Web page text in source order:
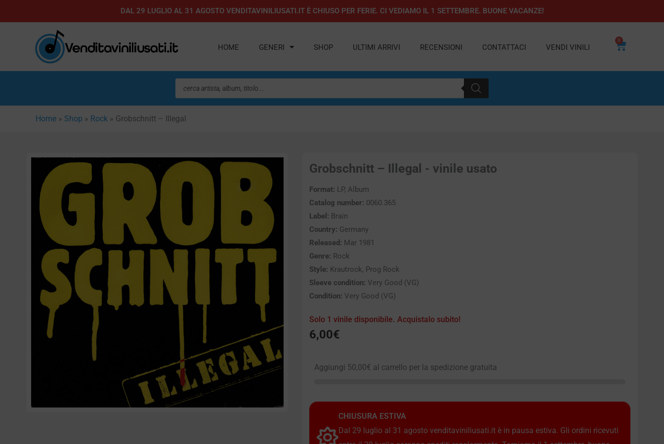
al
DAL 29 LUGLIO AL 31 AGOSTO VENDITAVINILIUSATI.IT È CHIUSO PER FERIE. CI VEDIAMO IL 1 SETTEMBRE. BUONE VACANZE!
HOME GENERI SHOP ULTIMI ARRIVI RECENSIONI CONTATTACI VENDI VINILI
0
Carrello
Ricerca
prodotti
Home » Shop » Rock » Grobschnitt – Illegal
Grobschnitt – Illegal - vinile usato
Format: LP, Album
Catalog number: 0060.365
Label: Brain
Country: Germany
Released: Mar 1981
Genre: Rock
Style: Krautrock, Prog Rock
Sleeve condition: Very Good (VG)
Condition: Very Good (VG)
Solo 1 vinile disponibile. Acquistalo subito!
6,00€
Aggiungi 50,00€ al carrello per la spedizione gratuita
CHIUSURA ESTIVA
Dal 29 luglio al 31 agosto venditaviniliusati.it è in pausa estiva. Gli ordini ricevuti